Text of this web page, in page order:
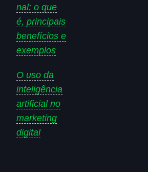
nal: o que
é, principais
benefícios e
exemplos
O uso da
inteligência
artificial no
marketing
digital